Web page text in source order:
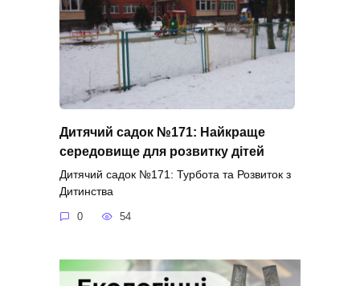
Дитячий садок №171: Найкраще
середовище для розвитку дітей
Дитячий садок №171: Турбота та Розвиток з
Дитинства
0 54